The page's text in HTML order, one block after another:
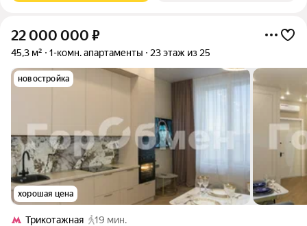
22 000 000 ₽
45,3 м² 1-комн. апартаменты 23 этаж из 25
новостройка
хорошая цена
Трикотажная
19 мин.